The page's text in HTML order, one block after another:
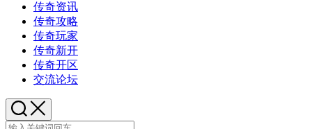
传奇资讯
传奇攻略
传奇玩家
传奇新开
传奇开区
交流论坛